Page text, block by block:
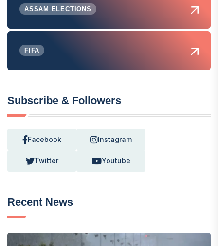
ASSAM ELECTIONS
FIFA
Subscribe & Followers
Facebook Instagram
Twitter Youtube
Recent News